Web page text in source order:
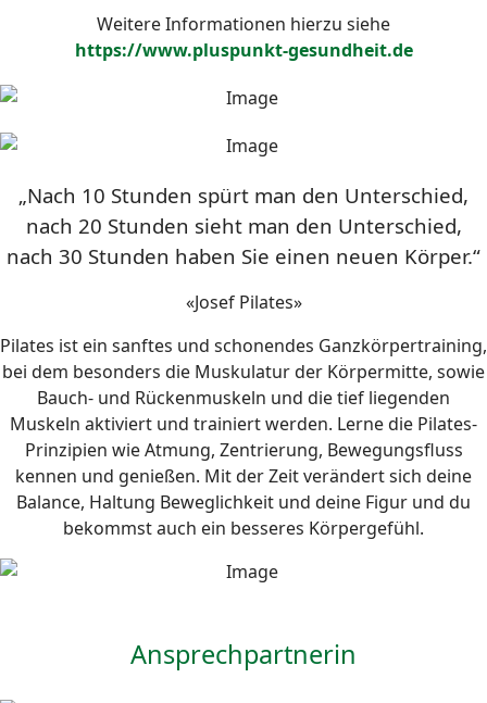
Weitere Informationen hierzu siehe
https://www.pluspunkt-gesundheit.de
„Nach 10 Stunden spürt man den Unterschied,
nach 20 Stunden sieht man den Unterschied,
nach 30 Stunden haben Sie einen neuen Körper.“
«Josef Pilates»
Pilates ist ein sanftes und schonendes Ganzkörpertraining,
bei dem besonders die Muskulatur der Körpermitte, sowie
Bauch- und Rückenmuskeln und die tief liegenden
Muskeln aktiviert und trainiert werden. Lerne die Pilates-
Prinzipien wie Atmung, Zentrierung, Bewegungsfluss
kennen und genießen. Mit der Zeit verändert sich deine
Balance, Haltung Beweglichkeit und deine Figur und du
bekommst auch ein besseres Körpergefühl.
Ansprechpartnerin